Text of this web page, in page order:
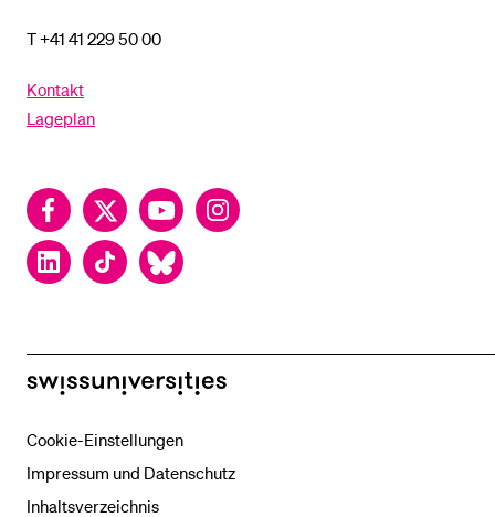
T +41 41 229 50 00
Kontakt
Lageplan
FacebookTwitter YouTubeInstagram
LinkedInTikTok Bluesky
swissuniversities
Cookie-Einstellungen
Impressum und Datenschutz
Inhaltsverzeichnis